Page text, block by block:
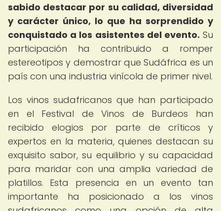
sabido destacar por su calidad, diversidad
y carácter único, lo que ha sorprendido y
conquistado a los asistentes del evento. Su
participación ha contribuido a romper
estereotipos y demostrar que Sudáfrica es un
país con una industria vinícola de primer nivel.
Los vinos sudafricanos que han participado
en el Festival de Vinos de Burdeos han
recibido elogios por parte de críticos y
expertos en la materia, quienes destacan su
exquisito sabor, su equilibrio y su capacidad
para maridar con una amplia variedad de
platillos. Esta presencia en un evento tan
importante ha posicionado a los vinos